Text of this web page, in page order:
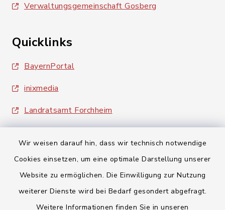
Wir weisen darauf hin, dass wir technisch notwendige
Cookies einsetzen, um eine optimale Darstellung unserer
Website zu ermöglichen. Die Einwilligung zur Nutzung
weiterer Dienste wird bei Bedarf gesondert abgefragt.
Weitere Informationen finden Sie in unseren
Verwaltungsgemeinschaft Gosberg
Quicklinks
BayernPortal
inixmedia
Landratsamt Forchheim